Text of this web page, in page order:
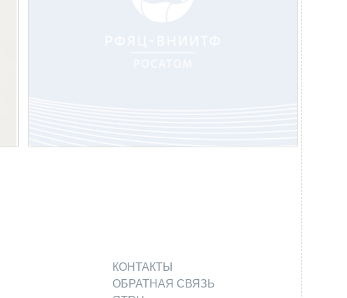
КОНТАКТЫ
ОБРАТНАЯ СВЯЗЬ